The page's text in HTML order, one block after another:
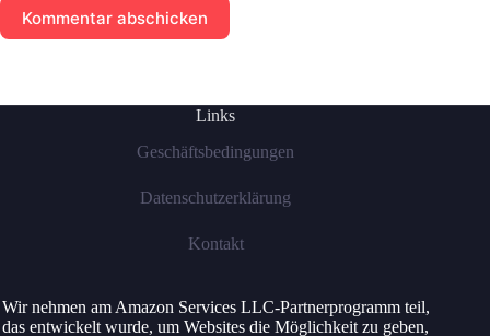
Kommentar abschicken
Links
Geschäftsbedingungen
Datenschutzerklärung
Kontakt
Wir nehmen am Amazon Services LLC-Partnerprogramm teil,
das entwickelt wurde, um Websites die Möglichkeit zu geben,